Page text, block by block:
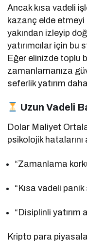
Ancak kısa vadeli
kazanç elde etmeyi
yakından izleyip
yatırımcılar için bu
Eğer elinizde toplu
zamanlamanıza
seferlik yatırım
Uzun Vadeli
Dolar Maliyet
psikolojik
“Zamanlama
“Kısa vadeli panik
“Disiplinli yatırım
Kripto para